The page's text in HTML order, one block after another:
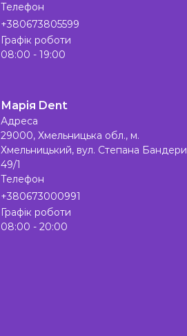
Телефон
+380673805599
Графік роботи
08:00 - 19:00
Марія Dent
Адреса
29000, Хмельницька обл., м.
Хмельницький, вул. Степана Бандери
49/1
Телефон
+380673000991
Графік роботи
08:00 - 20:00